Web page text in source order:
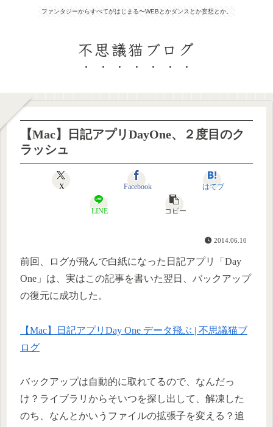
ファンタジーからすべてがはじまる〜WEBとかダンスとか妄想とか。
不思議猫ブログ
【Mac】日記アプリDayOne、２度目のク
ラッシュ
X Facebook はてブ
LINE コピー
2014.06.10
前回、ログが飛んで白紙になった日記アプリ「Day
One」は、実はこの記事を書いた翌日、バックアップ
の復元に成功した。
【Mac】日記アプリDay One データ飛ぶ | 不思議猫ブ
ログ
バックアップは自動的に取れてるので、なんだっ
け？ライブラリからそいつを探し出して、解凍した
のち、なんとかいうファイルの拡張子を変える？追